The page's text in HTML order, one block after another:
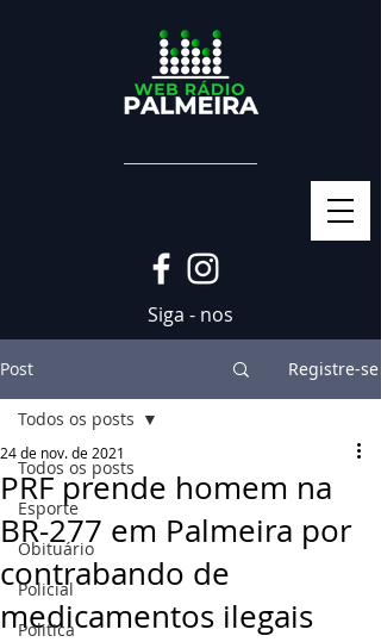
Siga - nos
Post Registre-se
Todos os posts
Esporte
Obituário
Policial
Politica
Todos os posts
PRF prende homem na
BR-277 em Palmeira por
contrabando de
medicamentos ilegais
24 de nov. de 2021